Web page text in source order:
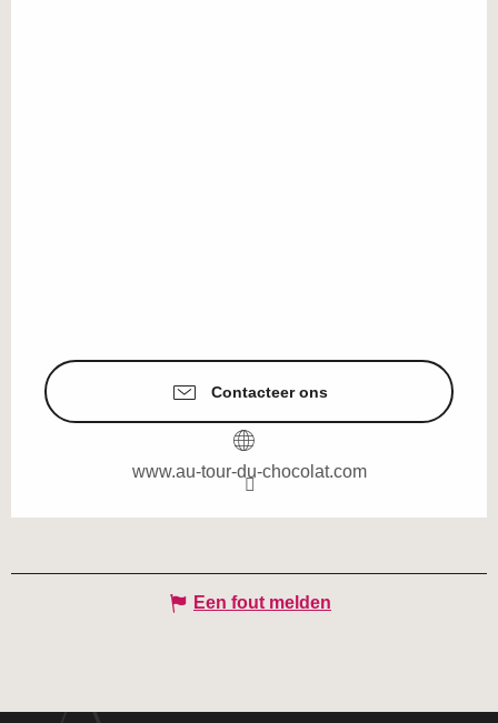
Contacteer ons
www.au-tour-du-chocolat.com
Een fout melden